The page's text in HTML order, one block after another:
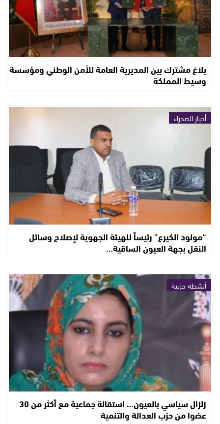
بلاغ مشترك بين المديرية العامة للأمن الوطني ومؤسسة
وسيط المملكة
أخبار الصحراء
“مولود الكيرع” رئيساً للهيئة الجهوية لإصلاح وسائل
النقل بجهة العيون الساقية…
أنشطة حزبية
زلزال سياسي بالعيون… استقالة جماعية مع أكثر من 30
عضوا من حزب العدالة والتنمية